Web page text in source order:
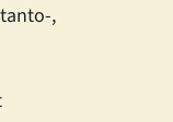
,